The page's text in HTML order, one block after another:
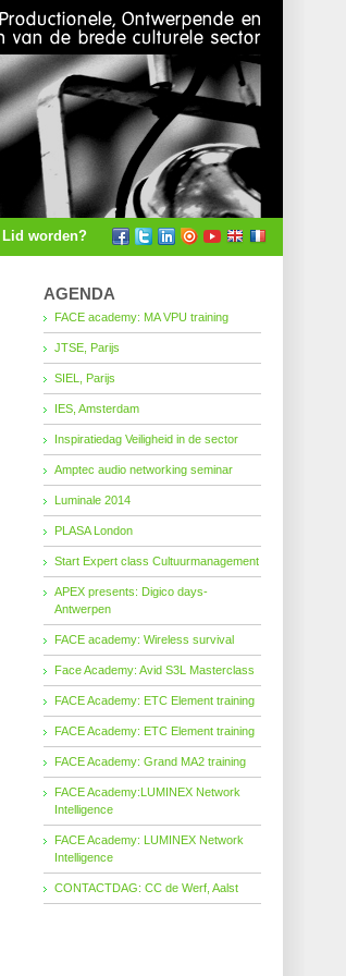
Lid worden?
AGENDA
FACE academy: MA VPU training
JTSE, Parijs
SIEL, Parijs
IES, Amsterdam
Inspiratiedag Veiligheid in de sector
Amptec audio networking seminar
Luminale 2014
PLASA London
Start Expert class Cultuurmanagement
APEX presents: Digico days-
Antwerpen
FACE academy: Wireless survival
Face Academy: Avid S3L Masterclass
FACE Academy: ETC Element training
FACE Academy: ETC Element training
FACE Academy: Grand MA2 training
FACE Academy:LUMINEX Network
Intelligence
FACE Academy: LUMINEX Network
Intelligence
CONTACTDAG: CC de Werf, Aalst